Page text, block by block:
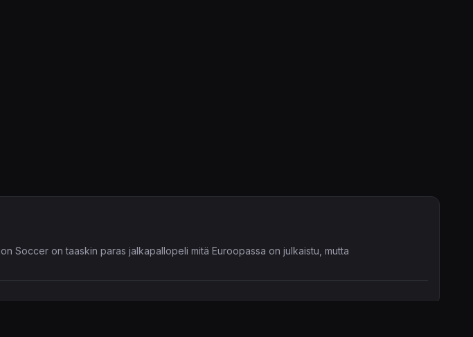
Soccer on taaskin paras jalkapallopeli mitä Euroopassa on julkaistu, mutta